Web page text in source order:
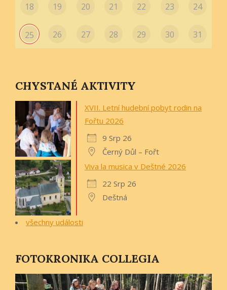
18 19 20 21 22 23 24
25 26 27 28 29 30 31
CHYSTANÉ AKTIVITY
XVII. Letní hudební pobyt rodin na
Fořtu 2026
9 Srp 26
Černý Důl – Fořt
Viva la musica v Deštné 2026
22 Srp 26
Deštná
všechny události
FOTOKRONIKA COLLEGIA